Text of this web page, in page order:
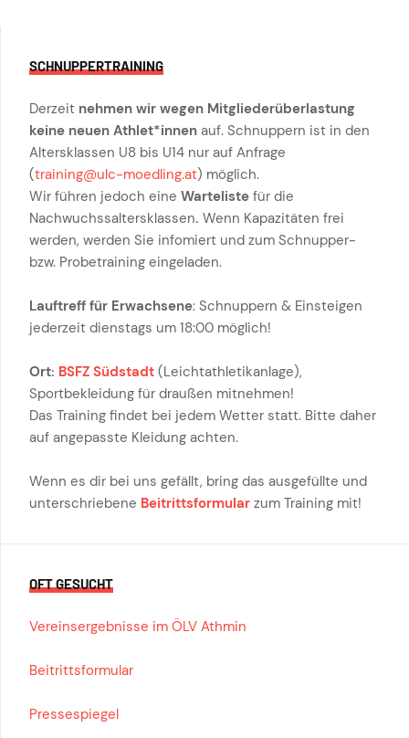
SCHNUPPERTRAINING
Derzeit nehmen wir wegen Mitgliederüberlastung
keine neuen Athlet*innen auf. Schnuppern ist in den
Altersklassen U8 bis U14 nur auf Anfrage
(training@ulc-moedling.at) möglich.
Wir führen jedoch eine Warteliste für die
Nachwuchssaltersklassen. Wenn Kapazitäten frei
werden, werden Sie infomiert und zum Schnupper-
bzw. Probetraining eingeladen.
Lauftreff für Erwachsene: Schnuppern & Einsteigen
jederzeit dienstags um 18:00 möglich!
Ort: BSFZ Südstadt (Leichtathletikanlage),
Sportbekleidung für draußen mitnehmen!
Das Training findet bei jedem Wetter statt. Bitte daher
auf angepasste Kleidung achten.
Wenn es dir bei uns gefällt, bring das ausgefüllte und
unterschriebene Beitrittsformular zum Training mit!
OFT GESUCHT
Vereinsergebnisse im ÖLV Athmin
Beitrittsformular
Pressespiegel